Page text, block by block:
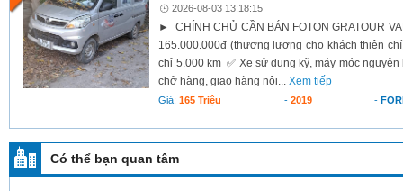
2026-08-03 13:18:15
► CHÍNH CHỦ CẦN BÁN FOTON GRATOUR
165.000.000đ (thương lượng cho khách thiện
chỉ 5.000 km ✅ Xe sử dụng kỹ, máy móc
chở hàng, giao hàng nội...Xem tiếp
Giá:165 Triệu - 2019 -
Có thể bạn quan tâm